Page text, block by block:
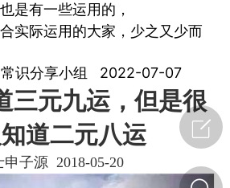
口的中医人！
问答
是有一些运用的，
实际运用的大家，少之又少而
识分享小组 2022-07-07
三元九运，但是很
道二元八运
申子源 2018-05-20